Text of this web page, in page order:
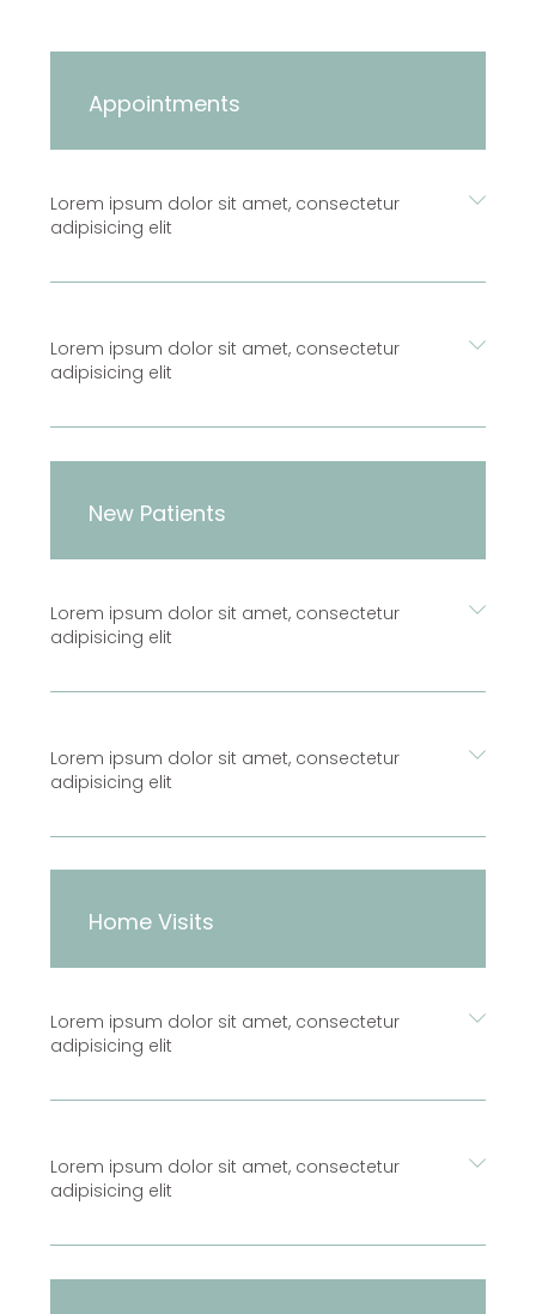
Appointments
Lorem ipsum dolor sit amet, consectetur
adipisicing elit
Lorem ipsum dolor sit amet, consectetur
adipisicing elit
New Patients
Lorem ipsum dolor sit amet, consectetur
adipisicing elit
Lorem ipsum dolor sit amet, consectetur
adipisicing elit
Home Visits
Lorem ipsum dolor sit amet, consectetur
adipisicing elit
Lorem ipsum dolor sit amet, consectetur
adipisicing elit